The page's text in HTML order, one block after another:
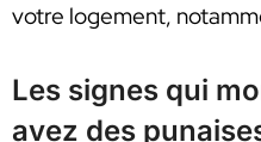
votre logement,
Les signes qui
avez des